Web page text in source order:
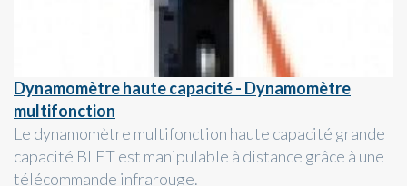
Dynamomètre haute capacité - Dynamomètre
multifonction
Le dynamomètre multifonction haute capacité grande
capacité BLET est manipulable à distance grâce à une
télécommande infrarouge.